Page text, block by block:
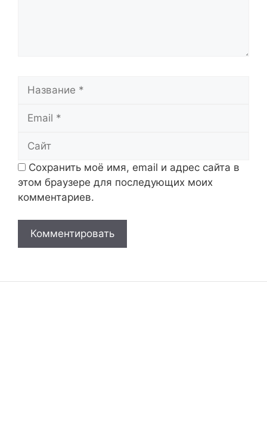
Сохранить моё имя, email и адрес сайта в
этом браузере для последующих моих
комментариев.